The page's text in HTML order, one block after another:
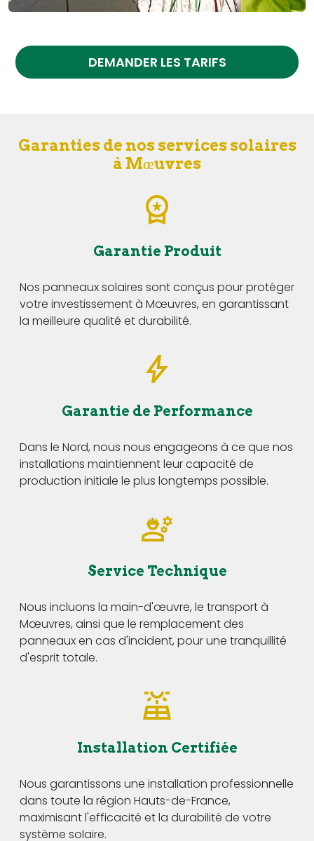
DEMANDER LES TARIFS
Garanties de nos services solaires
à Mœuvres
Garantie Produit
Nos panneaux solaires sont conçus pour protéger
votre investissement à Mœuvres, en garantissant
la meilleure qualité et durabilité.
Garantie de Performance
Dans le Nord, nous nous engageons à ce que nos
installations maintiennent leur capacité de
production initiale le plus longtemps possible.
Service Technique
Nous incluons la main-d'œuvre, le transport à
Mœuvres, ainsi que le remplacement des
panneaux en cas d'incident, pour une tranquillité
d'esprit totale.
Installation Certifiée
Nous garantissons une installation professionnelle
dans toute la région Hauts-de-France,
maximisant l'efficacité et la durabilité de votre
système solaire.